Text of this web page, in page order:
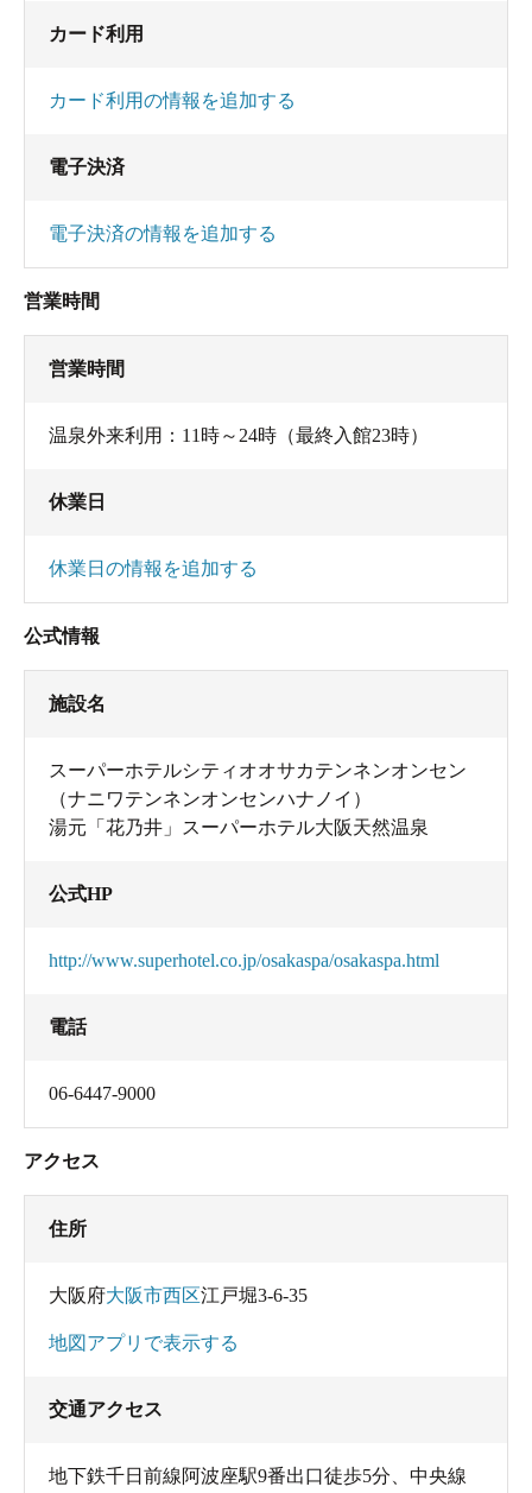
カード利用
カード利用の情報を追加する
電子決済
電子決済の情報を追加する
営業時間
営業時間
温泉外来利用：11時～24時（最終入館23時）
休業日
休業日の情報を追加する
公式情報
施設名
スーパーホテルシティオオサカテンネンオンセン
（ナニワテンネンオンセンハナノイ）
湯元「花乃井」スーパーホテル大阪天然温泉
公式HP
http://www.superhotel.co.jp/osakaspa/osakaspa.html
電話
06-6447-9000
アクセス
住所
大阪府大阪市西区江戸堀3-6-35
地図アプリで表示する
交通アクセス
地下鉄千日前線阿波座駅9番出口徒歩5分、中央線